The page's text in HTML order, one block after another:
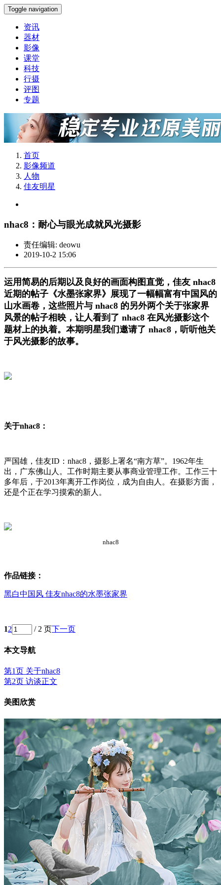
Toggle navigation
资讯
器材
影像
课堂
科技
行摄
评图
专题
首页
影像频道
人物
佳友明星
nhac8：耐心与眼光成就风光摄影
责任编辑: deowu
2019-10-2 15:06
运用简易的后期以及良好的画面构图直觉，佳友 nhac8
近期的帖子《水墨张家界》展现了一幅幅富有中国风的
山水画卷，这些照片与 nhac8 的另外两个关于张家界
风景的帖子相映，让人看到了 nhac8 在风光摄影这个
题材上的执着。本期明星我们邀请了 nhac8，听听他关
于风光摄影的故事。
关于nhac8：
严国雄，佳友ID：nhac8，摄影上署名“南方草”。1962年生
出，广东佛山人。工作时期主要从事商业管理工作。工作三十
多年后，于2013年离开工作岗位，成为自由人。在摄影方面，
还是个正在学习摸索的新人。
nhac8
作品链接：
黑白中国风 佳友nhac8的水墨张家界
12 / 2 页下一页
本文导航
第1页 关于nhac8
第2页 访谈正文
美图欣赏